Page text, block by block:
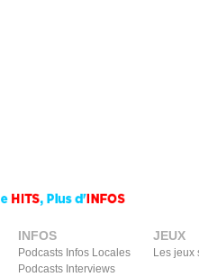
INFOS
Podcasts Infos Locales
Podcasts Interviews
JEUX
Les jeux